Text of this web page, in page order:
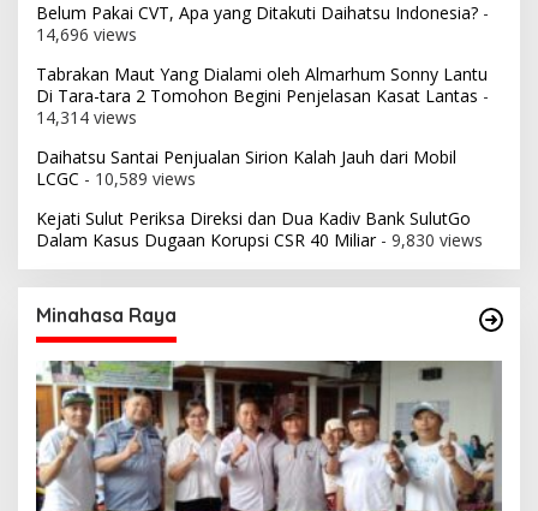
Belum Pakai CVT, Apa yang Ditakuti Daihatsu Indonesia? -
14,696 views
Tabrakan Maut Yang Dialami oleh Almarhum Sonny Lantu
Di Tara-tara 2 Tomohon Begini Penjelasan Kasat Lantas -
14,314 views
Daihatsu Santai Penjualan Sirion Kalah Jauh dari Mobil
LCGC - 10,589 views
Kejati Sulut Periksa Direksi dan Dua Kadiv Bank SulutGo
Dalam Kasus Dugaan Korupsi CSR 40 Miliar- 9,830 views
Minahasa Raya